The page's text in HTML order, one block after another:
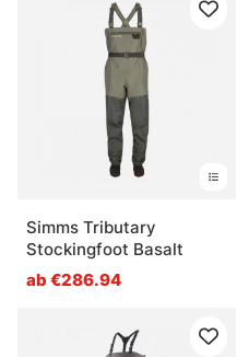
Simms Tributary
Stockingfoot Basalt
ab €286.94